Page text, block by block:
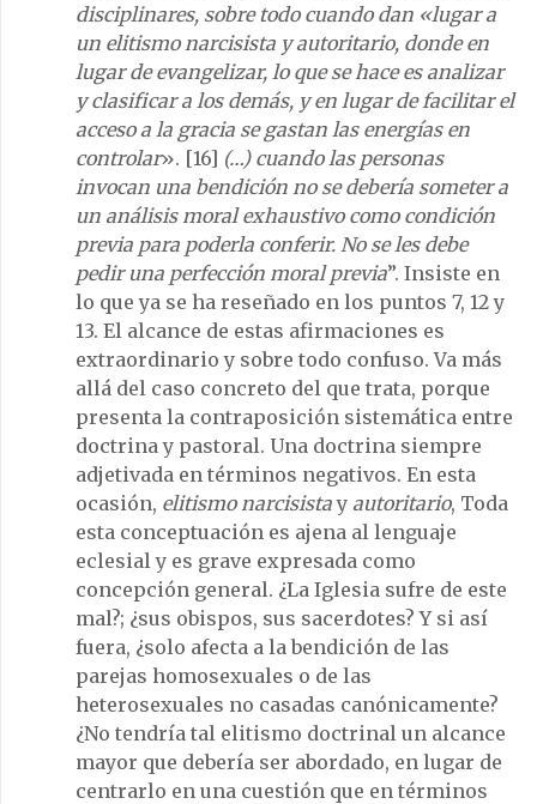
disciplinares, sobre todo cuando dan «lugar a
un elitismo narcisista y autoritario, donde en
lugar de evangelizar, lo que se hace es analizar
y clasificar a los demás, y en lugar de facilitar el
acceso a la gracia se gastan las energías en
controlar». [16] (…) cuando las personas
invocan una bendición no se debería someter a
un análisis moral exhaustivo como condición
previa para poderla conferir. No se les debe
pedir una perfección moral previa”. Insiste en
lo que ya se ha reseñado en los puntos 7, 12 y
13. El alcance de estas afirmaciones es
extraordinario y sobre todo confuso. Va más
allá del caso concreto del que trata, porque
presenta la contraposición sistemática entre
doctrina y pastoral. Una doctrina siempre
adjetivada en términos negativos. En esta
ocasión, elitismo narcisistay autoritario, Toda
esta conceptuación es ajena al lenguaje
eclesial y es grave expresada como
concepción general. ¿La Iglesia sufre de este
mal?; ¿sus obispos, sus sacerdotes? Y si así
fuera, ¿solo afecta a la bendición de las
parejas homosexuales o de las
heterosexuales no casadas canónicamente?
¿No tendría tal elitismo doctrinal un alcance
mayor que debería ser abordado, en lugar de
centrarlo en una cuestión que en términos